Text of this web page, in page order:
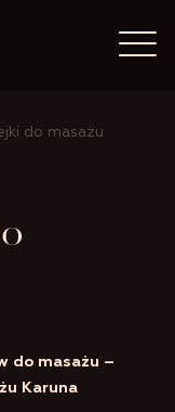
do masażu
do masażu –
Karuna